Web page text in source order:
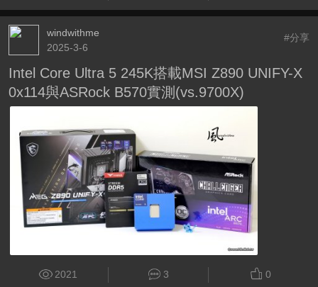
windwithme
2025-3-6
#分享
Intel Core Ultra 5 245K搭載MSI Z890 UNIFY-X
0x114與ASRock B570實測(vs.9700X)
2021 3 0